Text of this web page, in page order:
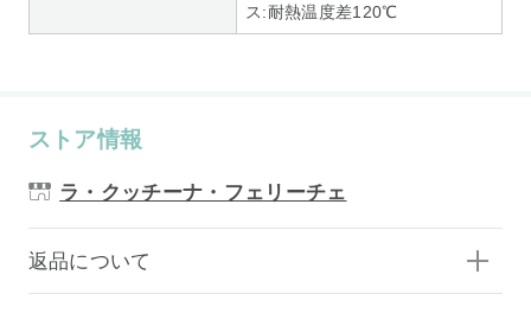
ス:耐熱温度差120℃
ストア情報
ラ・クッチーナ・フェリーチェ
返品について